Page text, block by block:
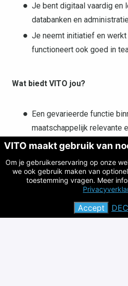
Je bent digitaal vaardig en
databanken en
Je neemt initiatief en
functioneert ook goed in
Wat biedt VITO jou?
Een gevarieerde functie
maatschappelijk relevante
organisatie;
Een professionele en
ruimte voor initiatief;
Mogelijkheden tot verdere
Een competitief
VITO maakt gebruik van
Om je gebruikerservaring op onze
we ook gebruik maken van
toestemming vragen. Meer
Accept